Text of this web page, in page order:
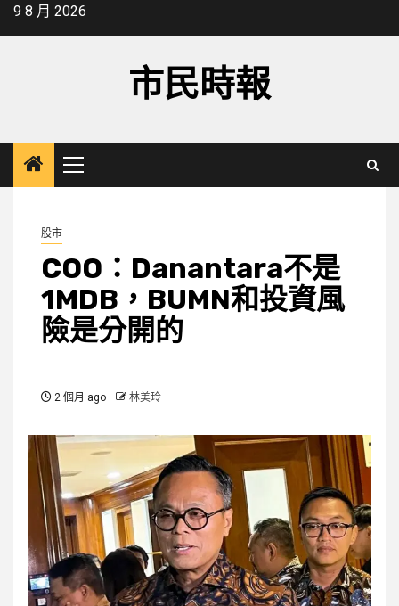
Skip9 8 月 2026
市民時報
Primary
Menu
股市
COO：Danantara不是
1MDB，BUMN和投資風
險是分開的
2 個月 ago 林美玲